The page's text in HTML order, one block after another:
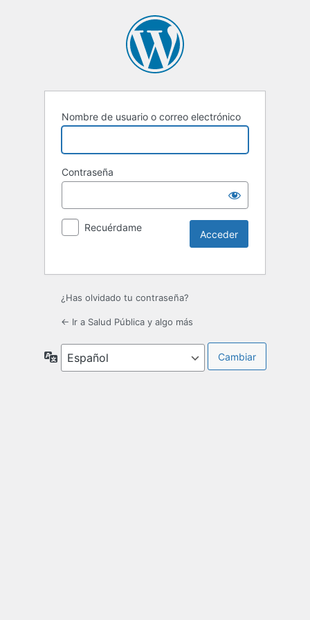
Nombre de usuario o correo electrónico
Contraseña
Recuérdame
¿Has olvidado tu contraseña?
← Ir a Salud Pública y algo más
Idioma